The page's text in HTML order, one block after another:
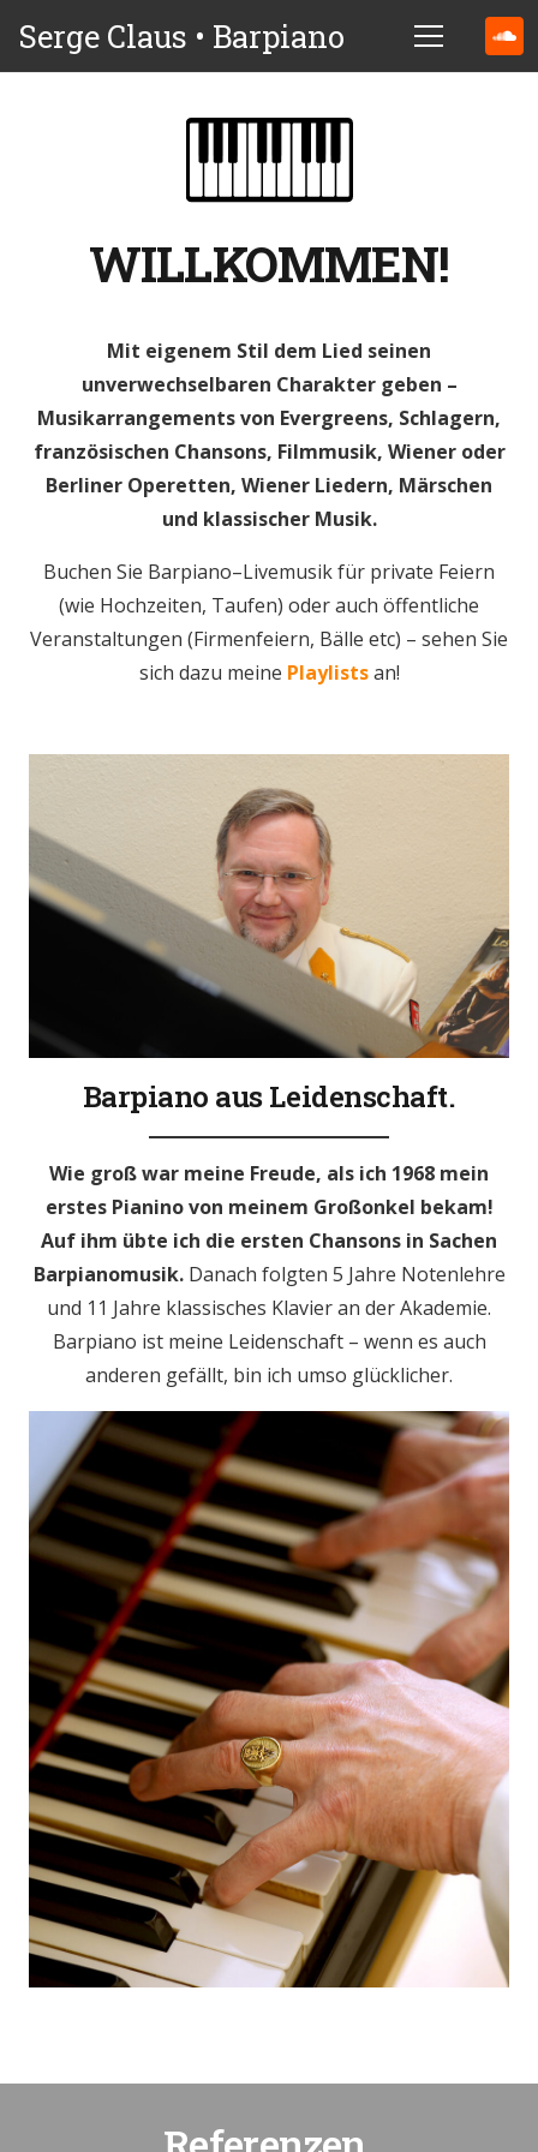
Serge Claus • Barpiano
WILLKOMMEN!
Mit eigenem Stil dem Lied seinen
unverwechselbaren Charakter geben –
Musikarrangements von Evergreens, Schlagern,
französischen Chansons, Filmmusik, Wiener oder
Berliner Operetten, Wiener Liedern, Märschen
und klassischer Musik.
Buchen Sie Barpiano–Livemusik für private Feiern
(wie Hochzeiten, Taufen) oder auch öffentliche
Veranstaltungen (Firmenfeiern, Bälle etc) – sehen Sie
sich dazu meine Playlistsan!
Barpiano aus Leidenschaft.
Wie groß war meine Freude, als ich 1968 mein
erstes Pianino von meinem Großonkel bekam!
Auf ihm übte ich die ersten Chansons in Sachen
Barpianomusik. Danach folgten 5 Jahre Notenlehre
und 11 Jahre klassisches Klavier an der Akademie.
Barpiano ist meine Leidenschaft – wenn es auch
anderen gefällt, bin ich umso glücklicher.